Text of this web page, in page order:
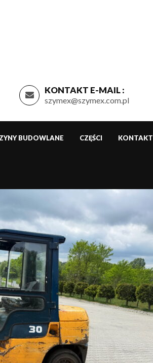
KONTAKT E-MAIL :
szymex@szymex.com.pl
BUDOWLANE CZĘŚCI KONTAKT